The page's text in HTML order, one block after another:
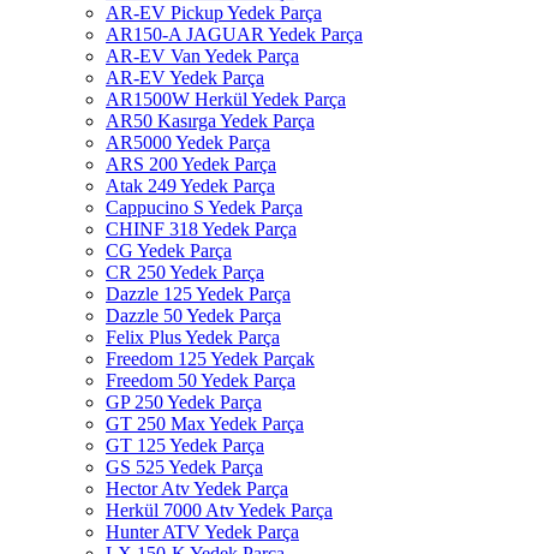
AR-EV Pickup Yedek Parça
AR150-A JAGUAR Yedek Parça
AR-EV Van Yedek Parça
AR-EV Yedek Parça
AR1500W Herkül Yedek Parça
AR50 Kasırga Yedek Parça
AR5000 Yedek Parça
ARS 200 Yedek Parça
Atak 249 Yedek Parça
Cappucino S Yedek Parça
CHINF 318 Yedek Parça
CG Yedek Parça
CR 250 Yedek Parça
Dazzle 125 Yedek Parça
Dazzle 50 Yedek Parça
Felix Plus Yedek Parça
Freedom 125 Yedek Parçak
Freedom 50 Yedek Parça
GP 250 Yedek Parça
GT 250 Max Yedek Parça
GT 125 Yedek Parça
GS 525 Yedek Parça
Hector Atv Yedek Parça
Herkül 7000 Atv Yedek Parça
Hunter ATV Yedek Parça